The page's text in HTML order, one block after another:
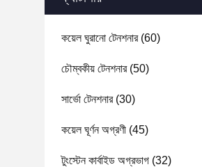
কয়েল ঘুরানো টেনশনার(60)
চৌম্বকীয় টেনশনার(50)
সার্ভো টেনশনার(30)
কয়েল ঘূর্ণন অগ্রণী (45)
টুংস্টেন কার্বাইড অগ্রভাগ (32)